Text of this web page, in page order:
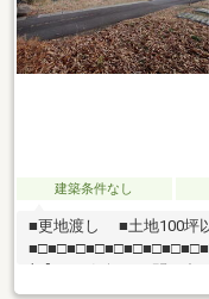
建築条件なし
■更地渡し ■土地100坪
黄色い看板・黄色い車を